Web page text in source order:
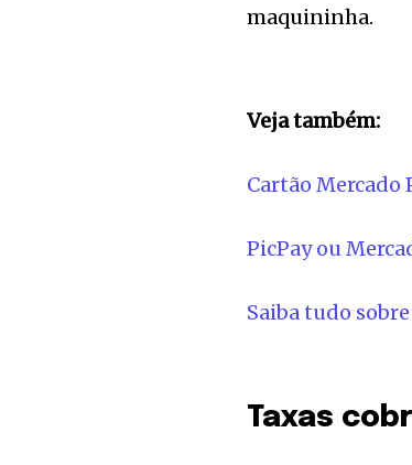
maquininha.
Veja também:
Cartão Mercado
PicPay ou
Saiba tudo
Taxas